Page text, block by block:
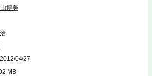
ど、制度の根幹を徹底解説。
博美
2012/04/27
MB